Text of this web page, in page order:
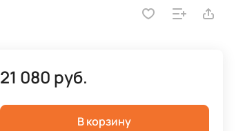
21 080 руб.
В корзину